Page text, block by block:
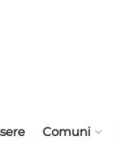
Comuni